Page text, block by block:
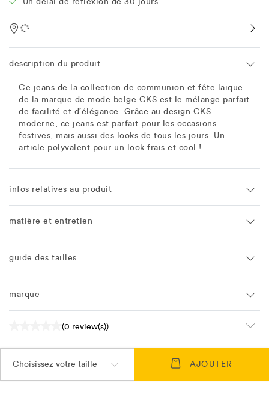
Location
description du produit
Ce jeans de la collection de communion et fête laïque
de la marque de mode belge CKS est le mélange parfait
de facilité et d’élégance. Grâce au design CKS
moderne, ce jeans est parfait pour les occasions
festives, mais aussi des looks de tous les jours. Un
article polyvalent pour un look frais et cool !
infos relatives au produit
matière et entretien
guide des tailles
marque
(0 review(s))
Choisissez votre taille AJOUTER